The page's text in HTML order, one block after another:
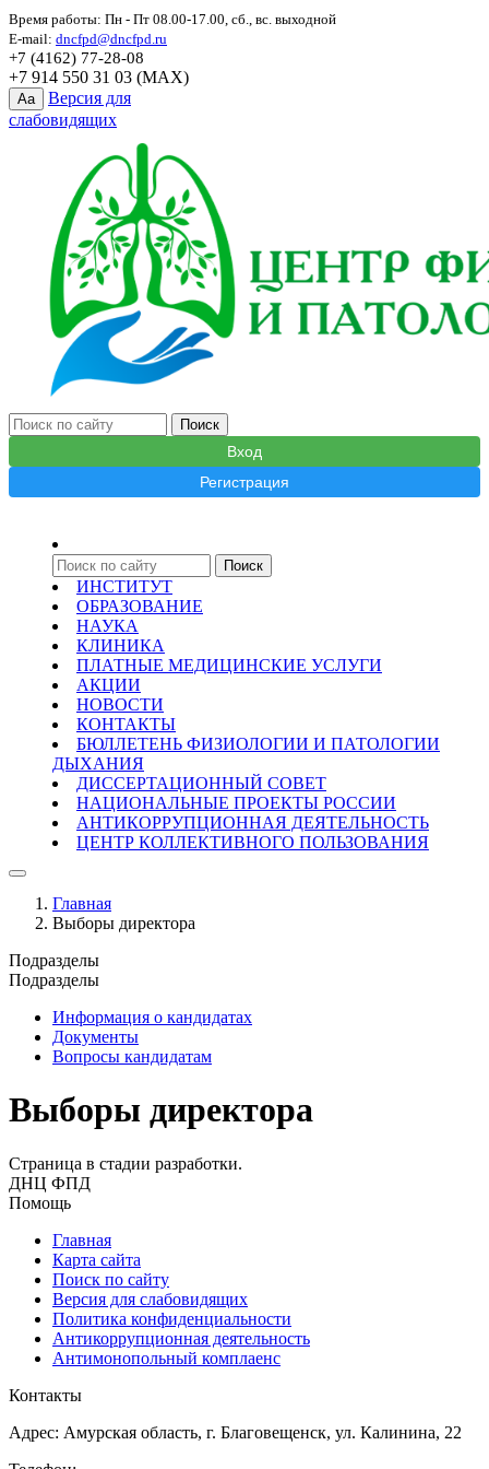
Время работы: Пн - Пт 08.00-17.00, сб., вс. выходной
E-mail: dncfpd@dncfpd.ru
+7 (4162) 77-28-08
+7 914 550 31 03 (MAX)
Aa
Версия для
слабовидящих
Вход
Регистрация
ИНСТИТУТ
ОБРАЗОВАНИЕ
НАУКА
КЛИНИКА
ПЛАТНЫЕ МЕДИЦИНСКИЕ УСЛУГИ
АКЦИИ
НОВОСТИ
КОНТАКТЫ
БЮЛЛЕТЕНЬ ФИЗИОЛОГИИ И ПАТОЛОГИИ
ДЫХАНИЯ
ДИССЕРТАЦИОННЫЙ СОВЕТ
НАЦИОНАЛЬНЫЕ ПРОЕКТЫ РОССИИ
АНТИКОРРУПЦИОННАЯ ДЕЯТЕЛЬНОСТЬ
ЦЕНТР КОЛЛЕКТИВНОГО ПОЛЬЗОВАНИЯ
Главная
Выборы директора
Подразделы
Подразделы
Информация о кандидатах
Документы
Вопросы кандидатам
Выборы директора
Страница в стадии разработки.
ДНЦ ФПД
Помощь
Главная
Карта сайта
Поиск по сайту
Версия для слабовидящих
Политика конфиденциальности
Антикоррупционная деятельность
Антимонопольный комплаенс
Контакты
Адрес: Амурская область, г. Благовещенск, ул. Калинина, 22